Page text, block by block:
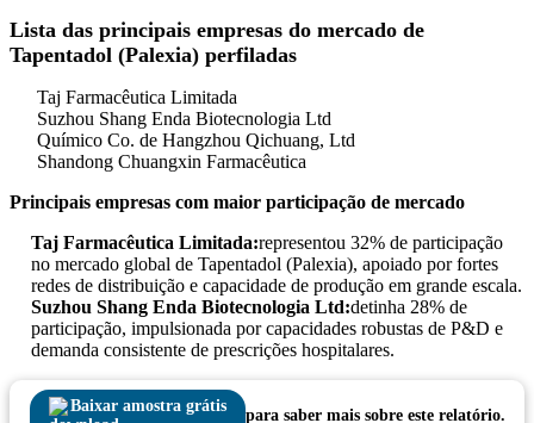
Lista das principais empresas do mercado de
Tapentadol (Palexia) perfiladas
Taj Farmacêutica Limitada
Suzhou Shang Enda Biotecnologia Ltd
Químico Co. de Hangzhou Qichuang, Ltd
Shandong Chuangxin Farmacêutica
Principais empresas com maior participação de mercado
Taj Farmacêutica Limitada:representou 32% de participação
no mercado global de Tapentadol (Palexia), apoiado por fortes
redes de distribuição e capacidade de produção em grande escala.
Suzhou Shang Enda Biotecnologia Ltd:detinha 28% de
participação, impulsionada por capacidades robustas de P&D e
demanda consistente de prescrições hospitalares.
Baixar amostra grátis
para saber mais sobre este relatório.